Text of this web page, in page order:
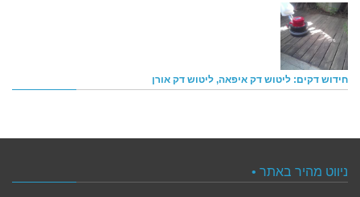
חידוש דקים: ליטוש דק איפאה, ליטוש דק אורן
ניווט מהיר באתר •